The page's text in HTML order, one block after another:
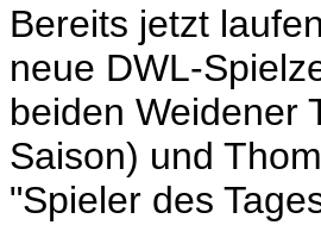
Bereits jetzt
neue DWL-
beiden Weidener
Saison) und
"Spieler des